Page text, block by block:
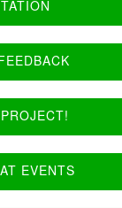
EVENTS